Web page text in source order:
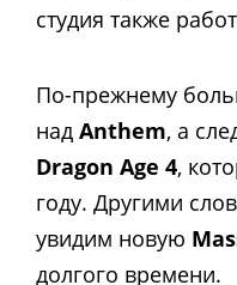
студия также
По-прежнему
над Anthem, а
Dragon Age 4,
году. Другими
увидим новую
долгого времени.